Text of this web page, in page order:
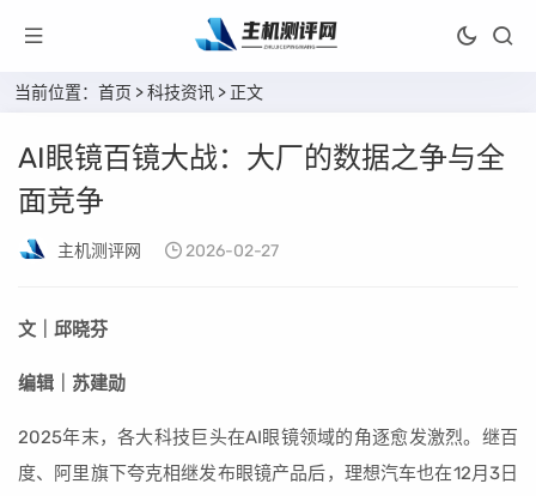
当前位置： 首页 >科技资讯 > 正文
AI眼镜百镜大战：大厂的数据之争与全
面竞争
主机测评网 2026-02-27
文｜邱晓芬
编辑｜苏建勋
2025年末，各大科技巨头在AI眼镜领域的角逐愈发激烈。继百
度、阿里旗下夸克相继发布眼镜产品后，理想汽车也在12月3日